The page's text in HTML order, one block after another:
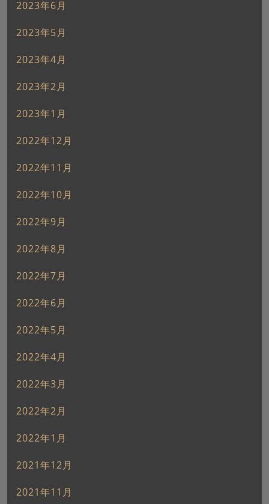
2023年6月
2023年5月
2023年4月
2023年2月
2023年1月
2022年12月
2022年11月
2022年10月
2022年9月
2022年8月
2022年7月
2022年6月
2022年5月
2022年4月
2022年3月
2022年2月
2022年1月
2021年12月
2021年11月